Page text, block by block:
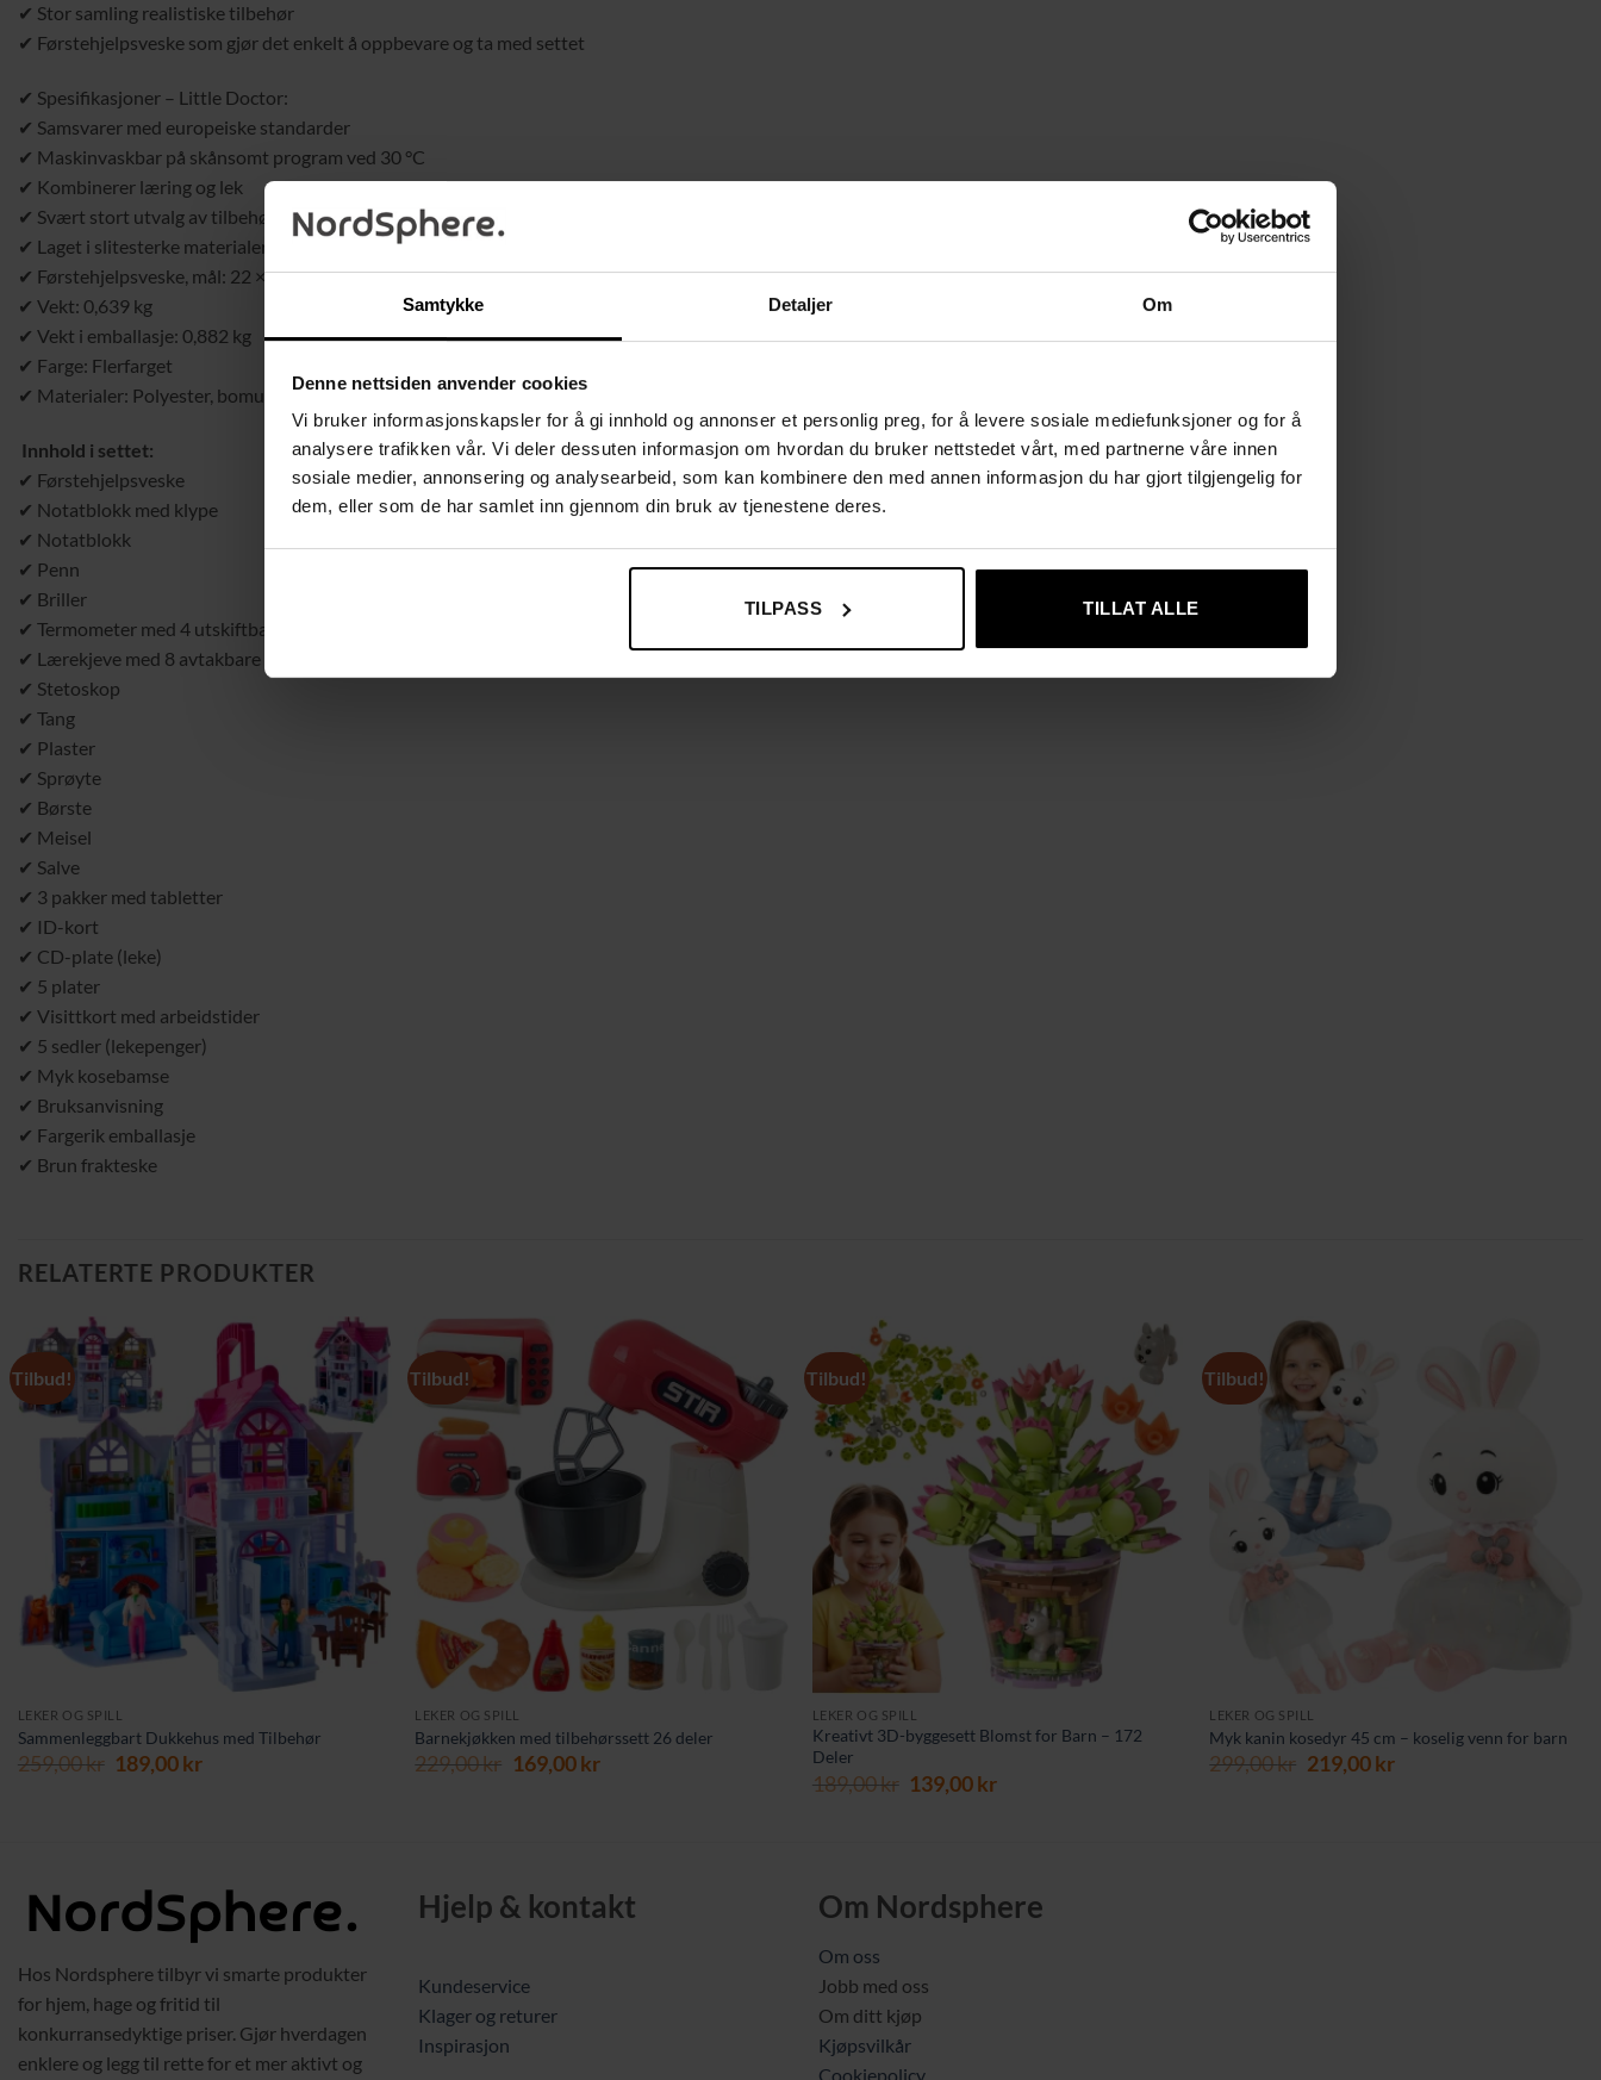
Samtykke Detaljer Om
Denne nettsiden anvender cookies
Vi bruker informasjonskapsler for å gi innhold og annonser et personlig preg, for å levere sosiale mediefunksjoner og for å
analysere trafikken vår. Vi deler dessuten informasjon om hvordan du bruker nettstedet vårt, med partnerne våre innen
sosiale medier, annonsering og analysearbeid, som kan kombinere den med annen informasjon du har gjort tilgjengelig for
dem, eller som de har samlet inn gjennom din bruk av tjenestene deres.
TILPASS TILLAT ALLE
✔ Stor samling realistiske tilbehør
✔ Førstehjelpsveske som gjør det enkelt å oppbevare og ta med settet
✔ Spesifikasjoner – Little Doctor:
✔ Samsvarer med europeiske standarder
✔ Maskinvaskbar på skånsomt program ved 30 °C
✔ Kombinerer læring og lek
✔ Svært stort utvalg av tilbehør
✔ Laget i slitesterke materialer
✔ Førstehjelpsveske, mål: 22 × 15 × 13 cm
✔ Vekt: 0,639 kg
✔ Vekt i emballasje: 0,882 kg
✔ Farge: Flerfarget
✔ Materialer: Polyester, bomull, PP-bomull, PP, PVC, papir, nylon, MDF, tre, aluminiumslegering, lateks, akryl, elastisk stoff, PE
Innhold i settet:
✔ Førstehjelpsveske
✔ Notatblokk med klype
✔ Notatblokk
✔ Penn
✔ Briller
✔ Termometer med 4 utskiftbare overlegg
✔ Lærekjeve med 8 avtakbare tenner
✔ Stetoskop
✔ Tang
✔ Plaster
✔ Sprøyte
✔ Børste
✔ Meisel
✔ Salve
✔ 3 pakker med tabletter
✔ ID-kort
✔ CD-plate (leke)
✔ 5 plater
✔ Visittkort med arbeidstider
✔ 5 sedler (lekepenger)
✔ Myk kosebamse
✔ Bruksanvisning
✔ Fargerik emballasje
✔ Brun frakteske
RELATERTE PRODUKTER
Tilbud!
LEKER OG SPILL
Sammenleggbart Dukkehus med Tilbehør
259,00kr Opprinnelig
189,00krNåværende
Tilbud!
LEKER OG SPILL
Barnekjøkken med tilbehørssett 26 deler
229,00kr Opprinnelig
169,00krNåværende
Tilbud!
LEKER OG SPILL
Kreativt 3D-byggesett Blomst for Barn – 172
Deler
189,00kr Opprinnelig
139,00krNåværende
Tilbud!
LEKER OG SPILL
Myk kanin kosedyr 45 cm – koselig venn for barn
299,00kr Opprinnelig
219,00krNåværende
Hos Nordsphere tilbyr vi smarte produkter
for hjem, hage og fritid til
konkurransedyktige priser. Gjør hverdagen
enklere og legg til rette for et mer aktivt og
Hjelp & kontakt
Kundeservice
Klager og returer
Inspirasjon
Om Nordsphere
Om oss
Jobb med oss
Om ditt kjøp
Kjøpsvilkår
Cookiepolicy